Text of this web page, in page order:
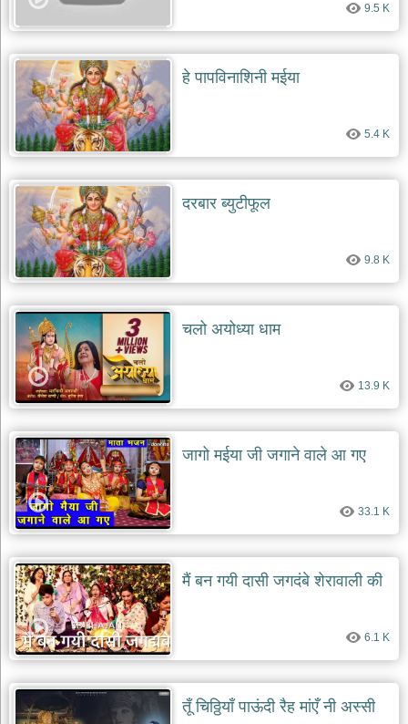
9.5 K
हे पापविनाशिनी मईया
5.4 K
दरबार ब्युटीफूल
9.8 K
चलो अयोध्या धाम
13.9 K
जागो मईया जी जगाने वाले आ गए
33.1 K
मैं बन गयी दासी जगदंबे शेरावाली की
6.1 K
तूँ चिठ्ठियाँ पाऊंदी रैह मांएँ नी अस्सी